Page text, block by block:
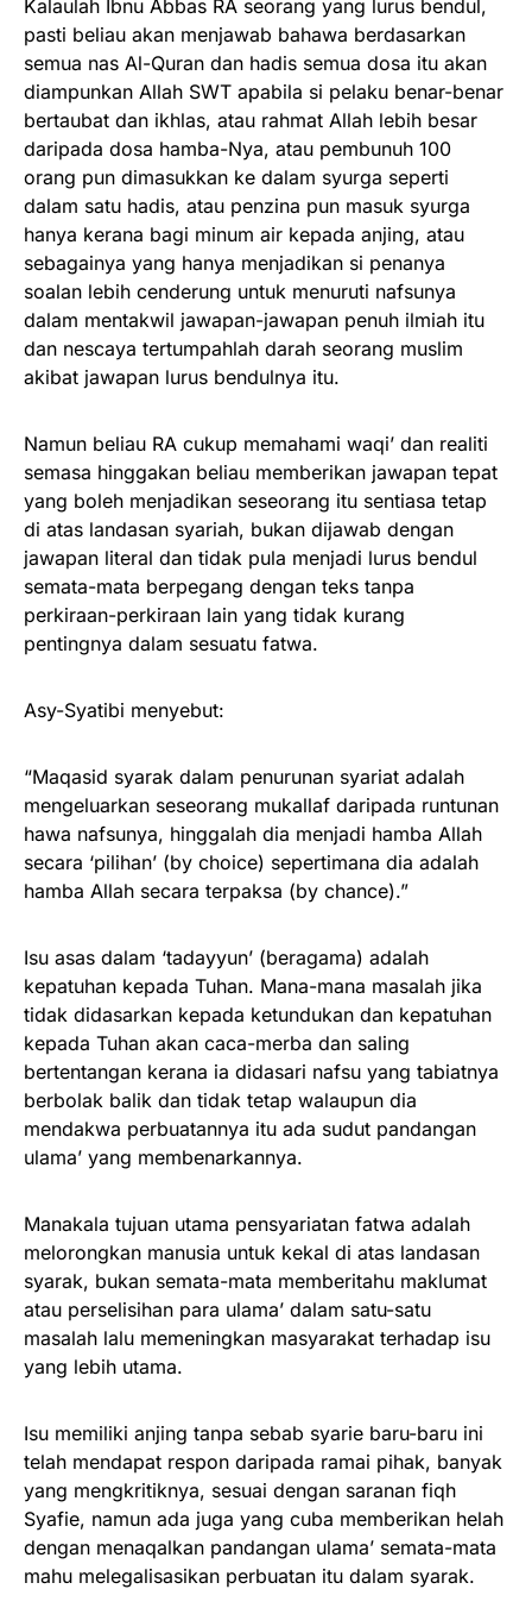
Kalaulah Ibnu Abbas RA seorang yang lurus bendul,
pasti beliau akan menjawab bahawa berdasarkan
semua nas Al-Quran dan hadis semua dosa itu akan
diampunkan Allah SWT apabila si pelaku benar-benar
bertaubat dan ikhlas, atau rahmat Allah lebih besar
daripada dosa hamba-Nya, atau pembunuh 100
orang pun dimasukkan ke dalam syurga seperti
dalam satu hadis, atau penzina pun masuk syurga
hanya kerana bagi minum air kepada anjing, atau
sebagainya yang hanya menjadikan si penanya
soalan lebih cenderung untuk menuruti nafsunya
dalam mentakwil jawapan-jawapan penuh ilmiah itu
dan nescaya tertumpahlah darah seorang muslim
akibat jawapan lurus bendulnya itu.
Namun beliau RA cukup memahami waqi’ dan realiti
semasa hinggakan beliau memberikan jawapan tepat
yang boleh menjadikan seseorang itu sentiasa tetap
di atas landasan syariah, bukan dijawab dengan
jawapan literal dan tidak pula menjadi lurus bendul
semata-mata berpegang dengan teks tanpa
perkiraan-perkiraan lain yang tidak kurang
pentingnya dalam sesuatu fatwa.
Asy-Syatibi menyebut:
“Maqasid syarak dalam penurunan syariat adalah
mengeluarkan seseorang mukallaf daripada runtunan
hawa nafsunya, hinggalah dia menjadi hamba Allah
secara ‘pilihan’ (by choice) sepertimana dia adalah
hamba Allah secara terpaksa (by chance).”
Isu asas dalam ‘tadayyun’ (beragama) adalah
kepatuhan kepada Tuhan. Mana-mana masalah jika
tidak didasarkan kepada ketundukan dan kepatuhan
kepada Tuhan akan caca-merba dan saling
bertentangan kerana ia didasari nafsu yang tabiatnya
berbolak balik dan tidak tetap walaupun dia
mendakwa perbuatannya itu ada sudut pandangan
ulama’ yang membenarkannya.
Manakala tujuan utama pensyariatan fatwa adalah
melorongkan manusia untuk kekal di atas landasan
syarak, bukan semata-mata memberitahu maklumat
atau perselisihan para ulama’ dalam satu-satu
masalah lalu memeningkan masyarakat terhadap isu
yang lebih utama.
Isu memiliki anjing tanpa sebab syarie baru-baru ini
telah mendapat respon daripada ramai pihak, banyak
yang mengkritiknya, sesuai dengan saranan fiqh
Syafie, namun ada juga yang cuba memberikan helah
dengan menaqalkan pandangan ulama’ semata-mata
mahu melegalisasikan perbuatan itu dalam syarak.